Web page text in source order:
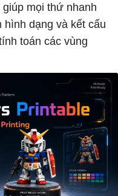
mọi thứ nhanh
hình dạng và kết cấu
toán các vùng